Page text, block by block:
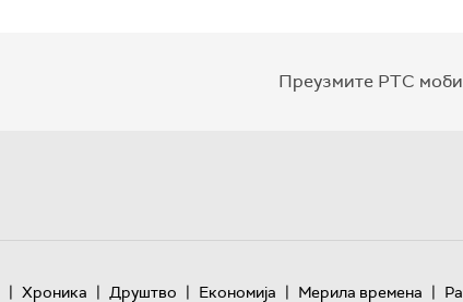
Преузмите РТС
| Хроника | Друштво | Економија | Мерила времена |